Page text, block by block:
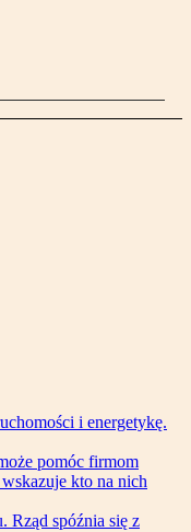
i energetykę.
pomóc firmom
kto na nich
Rząd spóźnia się z